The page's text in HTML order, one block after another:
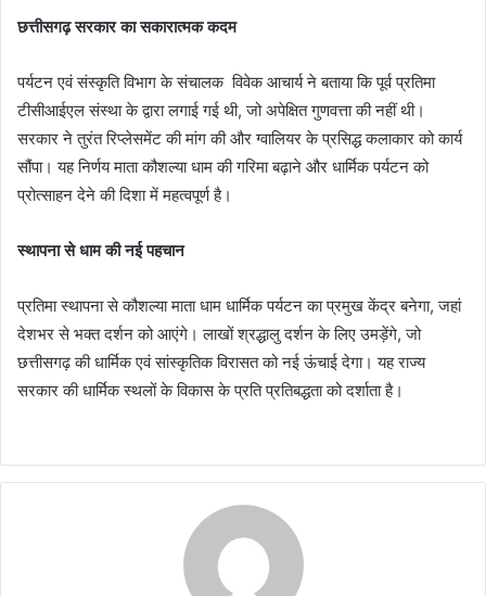
छत्तीसगढ़ सरकार का सकारात्मक कदम
पर्यटन एवं संस्कृति विभाग के संचालक विवेक आचार्य ने बताया कि पूर्व प्रतिमा
टीसीआईएल संस्था के द्वारा लगाई गई थी, जो अपेक्षित गुणवत्ता की नहीं थी।
सरकार ने तुरंत रिप्लेसमेंट की मांग की और ग्वालियर के प्रसिद्ध कलाकार को कार्य
सौंपा। यह निर्णय माता कौशल्या धाम की गरिमा बढ़ाने और धार्मिक पर्यटन को
प्रोत्साहन देने की दिशा में महत्वपूर्ण है।
स्थापना से धाम की नई पहचान
प्रतिमा स्थापना से कौशल्या माता धाम धार्मिक पर्यटन का प्रमुख केंद्र बनेगा, जहां
देशभर से भक्त दर्शन को आएंगे। लाखों श्रद्धालु दर्शन के लिए उमड़ेंगे, जो
छत्तीसगढ़ की धार्मिक एवं सांस्कृतिक विरासत को नई ऊंचाई देगा। यह राज्य
सरकार की धार्मिक स्थलों के विकास के प्रति प्रतिबद्धता को दर्शाता है।